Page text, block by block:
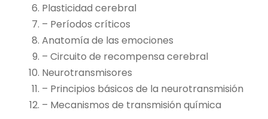
Plasticidad cerebral
– Períodos críticos
Anatomía de las emociones
– Circuito de recompensa cerebral
Neurotransmisores
– Principios básicos de la neurotransmisión
– Mecanismos de transmisión química